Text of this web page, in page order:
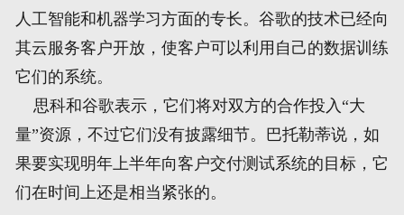
人工智能和机器学习方面的专长。谷歌的技术已经向
其云服务客户开放，使客户可以利用自己的数据训练
它们的系统。
思科和谷歌表示，它们将对双方的合作投入“大
量”资源，不过它们没有披露细节。巴托勒蒂说，如
果要实现明年上半年向客户交付测试系统的目标，它
们在时间上还是相当紧张的。